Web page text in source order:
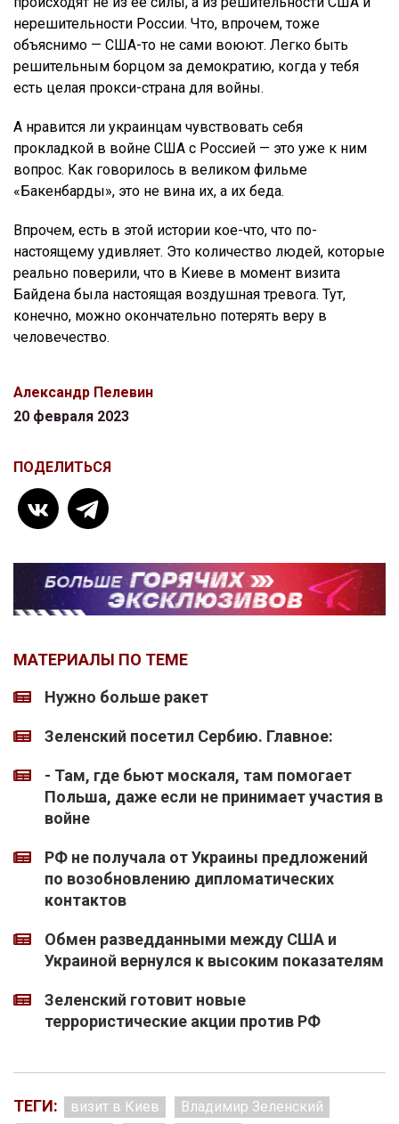
нерешительности России. Что, впрочем, тоже
объяснимо — США-то не сами воюют. Легко быть
решительным борцом за демократию, когда у тебя
есть целая прокси-страна для войны.
А нравится ли украинцам чувствовать себя
прокладкой в войне США с Россией — это уже к ним
вопрос. Как говорилось в великом фильме
«Бакенбарды», это не вина их, а их беда.
Впрочем, есть в этой истории кое-что, что по-
настоящему удивляет. Это количество людей, которые
реально поверили, что в Киеве в момент визита
Байдена была настоящая воздушная тревога. Тут,
конечно, можно окончательно потерять веру в
человечество.
Александр Пелевин
20 февраля 2023
ПОДЕЛИТЬСЯ
МАТЕРИАЛЫ ПО ТЕМЕ
Нужно больше ракет
Зеленский посетил Сербию. Главное:
- Там, где бьют москаля, там помогает
Польша, даже если не принимает участия в
войне
РФ не получала от Украины предложений
по возобновлению дипломатических
контактов
Обмен разведданными между США и
Украиной вернулся к высоким показателям
Зеленский готовит новые
террористические акции против РФ
ТЕГИ: визит в Киев Владимир Зеленский